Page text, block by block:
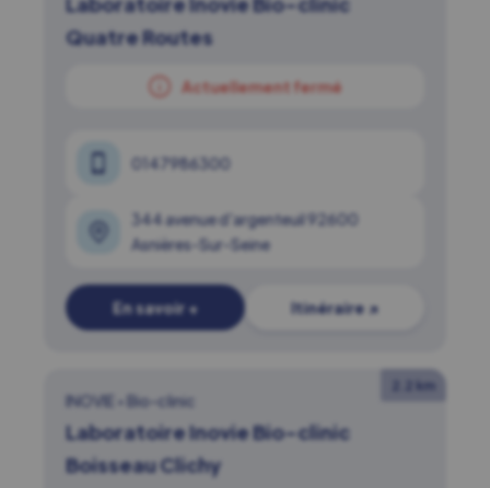
Quatre Routes
Actuellement fermé
0147986300
344 avenue d'argenteuil 92600
Asnières-Sur-Seine
En savoir + Itinéraire ↗
2.2 km
INOVIE • Bio-clinic
Laboratoire Inovie Bio-clinic
Boisseau Clichy